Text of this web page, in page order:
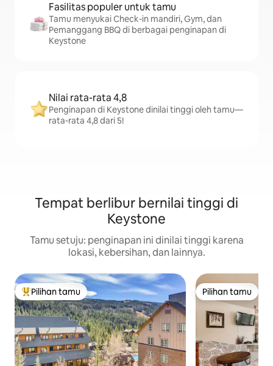
Fasilitas populer untuk tamu
Tamu menyukai Check-in mandiri, Gym, dan
Pemanggang BBQ di berbagai penginapan di
Keystone
Nilai rata-rata 4,8
Penginapan di Keystone dinilai tinggi oleh tamu—
rata-rata 4,8 dari 5!
Tempat berlibur bernilai tinggi di
Keystone
Tamu setuju: penginapan ini dinilai tinggi karena
lokasi, kebersihan, dan lainnya.
Pilihan tamu terpopuler
Pilihan tamu Pilihan tamu
Pilihan tamu